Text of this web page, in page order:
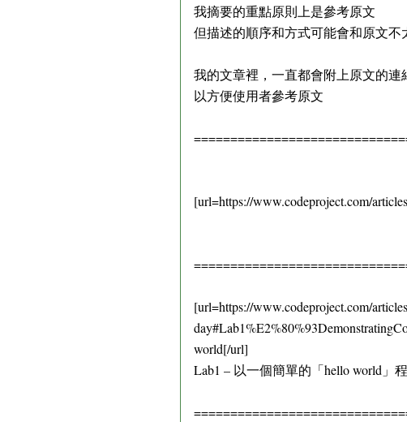
我摘要的重點原則上是參考原文
但描述的順序和方式可能會和原文不
我的文章裡，一直都會附上原文的連
以方便使用者參考原文
[url=https://www.codeproject.com/
[url=https://www.codeproject.com/
world[/url]
Lab1 – 以一個簡單的「hello world」